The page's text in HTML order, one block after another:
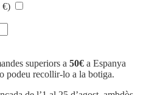
€)
superiors a 50€ a Espanya
podeu recollir-lo a la botiga.